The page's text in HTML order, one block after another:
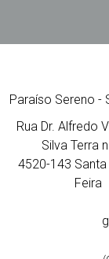
Paraíso Sereno -
Rua Dr. Alfredo
Silva Terra
4520-143
Feira